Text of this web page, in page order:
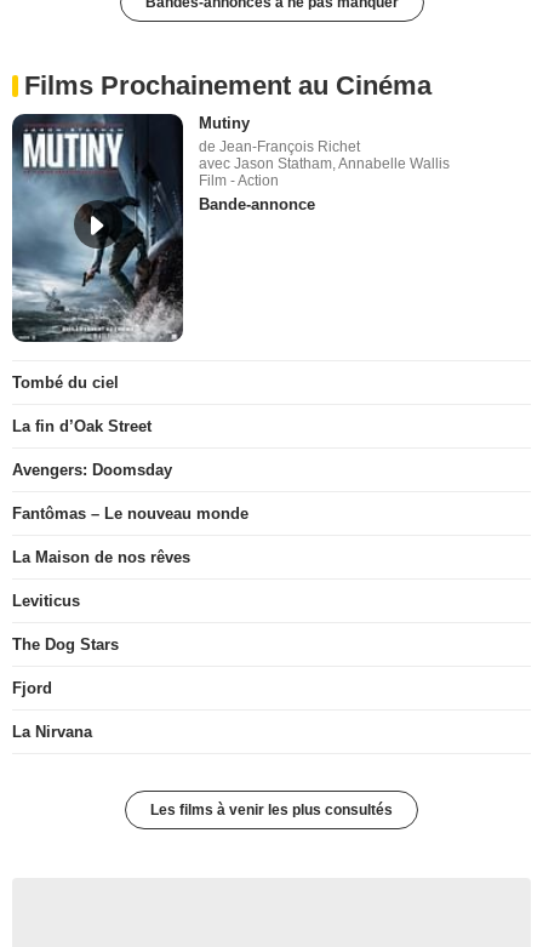
Films Prochainement au Cinéma
Mutiny
de Jean-François Richet
avec Jason Statham, Annabelle Wallis
Film - Action
Bande-annonce
Tombé du ciel
La fin d’Oak Street
Avengers: Doomsday
Fantômas – Le nouveau monde
La Maison de nos rêves
Leviticus
The Dog Stars
Fjord
La Nirvana
Les films à venir les plus consultés